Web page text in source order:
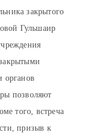
закрытого
Гульшаир
органов
позволяют
того, встреча
призыв к